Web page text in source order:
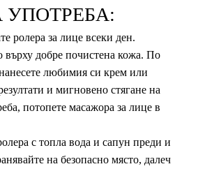
ролера за лице всеки ден.
добре почистена кожа. По
любимия си крем или
и мигновено стягане на
потопете масажора за лице в
с топла вода и сапун преди и
на безопасно място, далеч